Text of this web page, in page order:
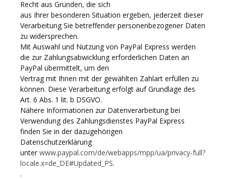
Recht aus Gründen, die sich
aus Ihrer besonderen Situation ergeben, jederzeit dieser
Verarbeitung Sie betreffender personenbezogener Daten
zu widersprechen.
Mit Auswahl und Nutzung von PayPal Express werden
die zur Zahlungsabwicklung erforderlichen Daten an
PayPal übermittelt, um den
Vertrag mit Ihnen mit der gewählten Zahlart erfüllen zu
können. Diese Verarbeitung erfolgt auf Grundlage des
Art. 6 Abs. 1 lit. b DSGVO.
Nähere Informationen zur Datenverarbeitung bei
Verwendung des Zahlungsdienstes PayPal Express
finden Sie in der dazugehörigen
Datenschutzerklärung
unter www.paypal.com/de/webapps/mpp/ua/privacy-full?
locale.x=de_DE#Updated_PS.
.